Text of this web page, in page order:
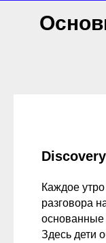
Discovery
Каждое
разговора
основанные
Здесь дети